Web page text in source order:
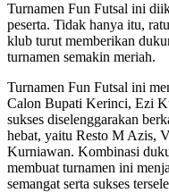
Turnamen Fun Futsal ini
peserta. Tidak hanya itu,
klub turut memberikan
turnamen semakin meriah.
Turnamen Fun Futsal ini
Calon Bupati Kerinci, Ezi
sukses diselenggarakan
hebat, yaitu Resto M Azis,
Kurniawan. Kombinasi
membuat turnamen ini
semangat serta sukses